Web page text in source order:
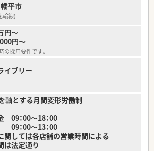
平市
輪線)
円～
円～
採用要件です。
イブリー
軸とする月間変形労働制
09：00～18：00
00～13：00
しては各店舗の営業時間による
は法定通り